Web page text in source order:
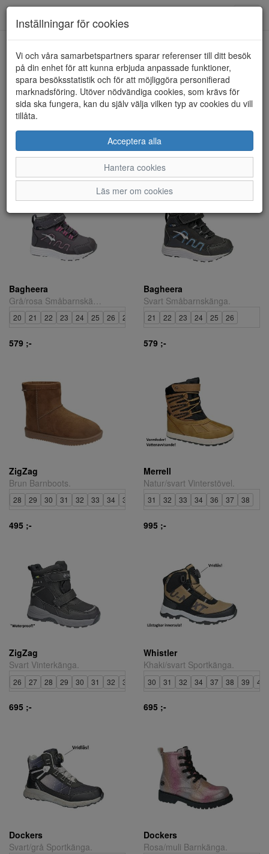
Barn - Kängor/Stövlar (49
artiklar)
Sortera efter:
Bagheera
20 21 22 23 24 25 26 27
579 ;-
Bagheera
Svart Småbarnskänga.
21 22 23 24 25 26
579 ;-
ZigZag
Brun Barnboots.
28 29 30 31 32 33 34 35
495 ;-
Merrell
Natur/svart Vinterstövel.
31 32 33 34 36 37 38
995 ;-
ZigZag
Svart Vinterkänga.
26 27 28 29 30 31 32 33
695 ;-
Whistler
Khaki/svart Sportkänga.
30 31 32 34 37 38 39 40
695 ;-
Dockers
Svart/grå Sportkänga.
Dockers
Rosa/muli Barnkänga.
Inställningar för cookies
Vi och våra samarbetspartners sparar referenser till ditt besök
på din enhet för att kunna erbjuda anpassade funktioner,
spara besöksstatistik och för att möjliggöra personifierad
marknadsföring. Utöver nödvändiga cookies, som krävs för
sida ska fungera, kan du själv välja vilken typ av cookies du vill
tillåta.
Acceptera alla
Hantera cookies
Läs mer om cookies